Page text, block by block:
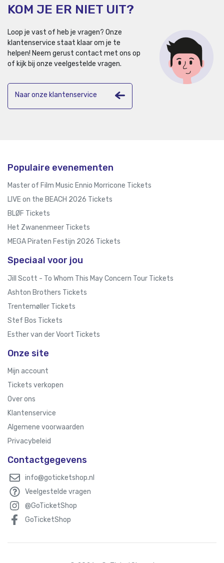
KOM JE ER NIET UIT?
Loop je vast of heb je vragen? Onze
klantenservice staat klaar om je te
helpen! Neem gerust contact met ons op
of kijk bij onze veelgestelde vragen.
Naar onze klantenservice
Populaire evenementen
Master of Film Music Ennio Morricone Tickets
LIVE on the BEACH 2026 Tickets
BLØF Tickets
Het Zwanenmeer Tickets
MEGA Piraten Festijn 2026 Tickets
Speciaal voor jou
Jill Scott - To Whom This May Concern Tour Tickets
Ashton Brothers Tickets
Trentemøller Tickets
Stef Bos Tickets
Esther van der Voort Tickets
Onze site
Mijn account
Tickets verkopen
Over ons
Klantenservice
Algemene voorwaarden
Privacybeleid
Contactgegevens
info@goticketshop.nl
Veelgestelde vragen
@GoTicketShop
GoTicketShop